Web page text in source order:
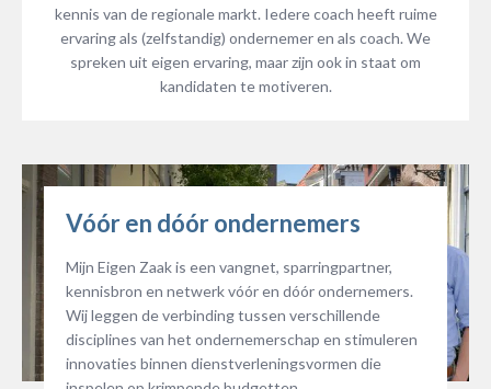
kennis van de regionale markt. Iedere coach heeft ruime
ervaring als (zelfstandig) ondernemer en als coach. We
spreken uit eigen ervaring, maar zijn ook in staat om
kandidaten te motiveren.
Vóór en dóór ondernemers
Mijn Eigen Zaak is een vangnet, sparringpartner,
kennisbron en netwerk vóór en dóór ondernemers.
Wij leggen de verbinding tussen verschillende
disciplines van het ondernemerschap en stimuleren
innovaties binnen dienstverleningsvormen die